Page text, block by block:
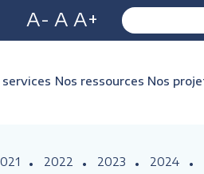
A- A A+
services Nos ressources Nos
2022 2023 2024